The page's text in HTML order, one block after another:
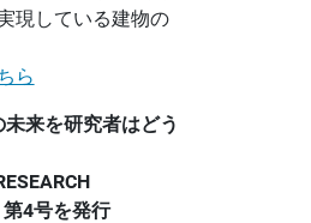
現している建物の
ら
来を研究者はどう
4号を発行